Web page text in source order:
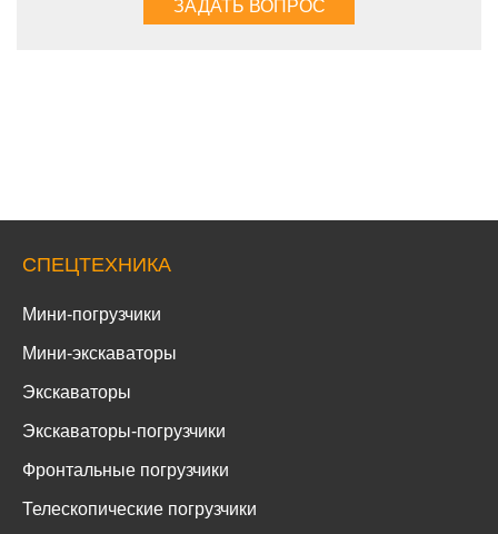
СПЕЦТЕХНИКА
Мини-погрузчики
Мини-экскаваторы
Экскаваторы
Экскаваторы-погрузчики
Фронтальные погрузчики
Телескопические погрузчики